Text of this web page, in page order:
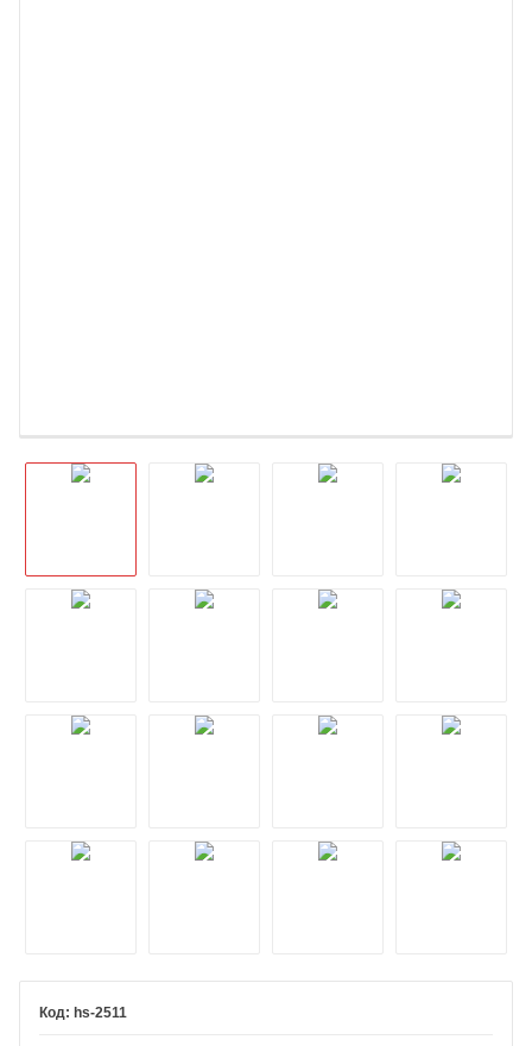
hs-2511